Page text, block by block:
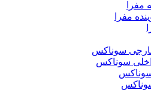
مفرا
سوناکس
سوناکس